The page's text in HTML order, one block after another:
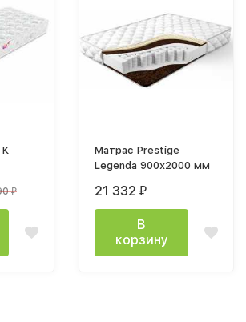
К
₽
Матрас Prestige
Legenda 900х2000 мм
21 332 ₽
В
корзину